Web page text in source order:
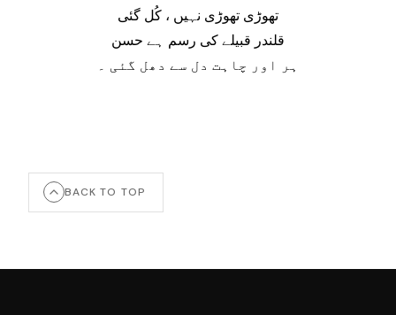
تھوڑی تھوڑی نہیں ، کُل گئی
قلندر قبیلے کی رسم ہے حسن
ہر اور چاہت دل سے دھل گئی ۔
BACK TO TOP